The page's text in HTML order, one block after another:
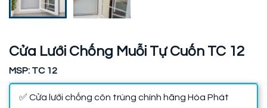
Cửa Lưới Chống Muỗi Tự Cuốn TC 12
MSP: TC 12
✅ Cửa lưới chống côn trùng chính hãng Hòa Phát